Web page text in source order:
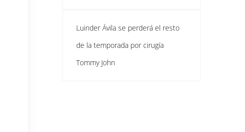
Luinder Ávila se perderá el resto
de la temporada por cirugía
Tommy John